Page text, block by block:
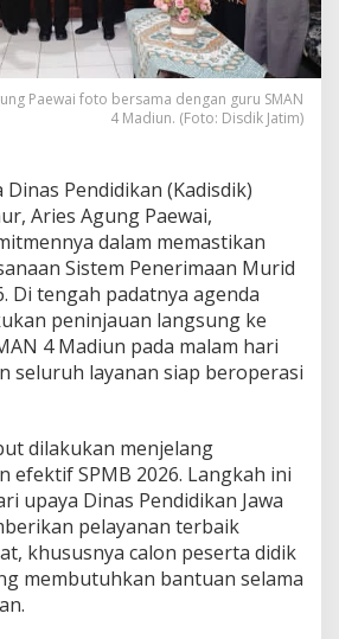
o
s
k
o
S
2
2
6
d
i
S
M
A
N
a
d
i
u
n
a
Paewai foto bersama dengan guru SMAN
4 Madiun. (Foto: Disdik Jatim)
Dinas Pendidikan (Kadisdik)
Aries Agung Paewai,
dalam memastikan
Sistem Penerimaan Murid
Di tengah padatnya agenda
peninjauan langsung ke
4 Madiun pada malam hari
seluruh layanan siap beroperasi
dilakukan menjelang
efektif SPMB 2026. Langkah ini
upaya Dinas Pendidikan Jawa
pelayanan terbaik
khususnya calon peserta didik
membutuhkan bantuan selama